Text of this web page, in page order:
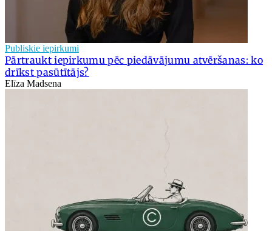
Publiskie iepirkumi
Pārtraukt iepirkumu pēc piedāvājumu atvēršanas: ko
drīkst pasūtītājs?
Elīza Madsena